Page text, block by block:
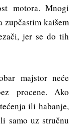
motora. Mnogi
zupčastim kaišem
jer se do tih
majstor neće
procene. Ako
ili habanje,
samo uz stručnu